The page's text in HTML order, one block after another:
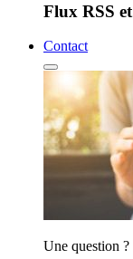
Flux RSS
Contact
Une question